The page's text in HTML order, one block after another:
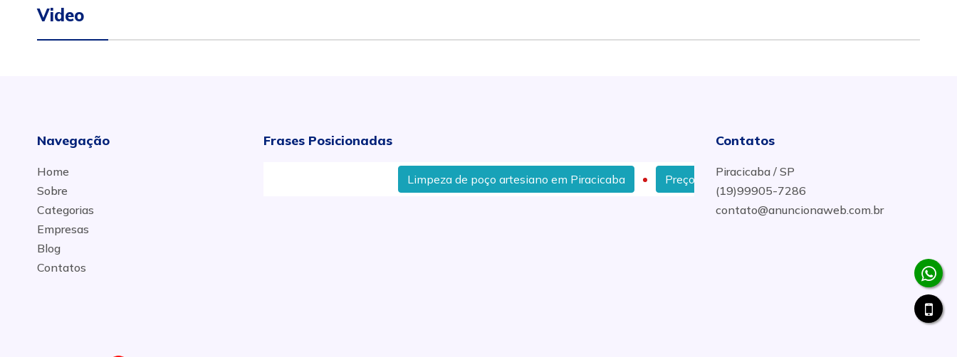
Video
Navegação
Home
Sobre
Categorias
Empresas
Blog
Contatos
Frases Posicionadas
Limpeza de poço artesiano em Piracicaba Preço de Limpeza de Poço Artesiano em Americana
Contatos
Piracicaba / SP
(19)99905-7286
contato@anuncionaweb.com.br